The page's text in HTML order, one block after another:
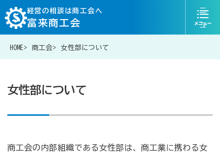
経営の相談は商工会へ
富来商工会
ニ
ュ
HOME 商工会 女性部について
女性部について
商工会の内部組織である女性部は、商工業に携わる女
お問い合わせ
補助金・助成金一覧